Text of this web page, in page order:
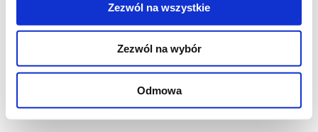
Zezwól na wszystkie
Zezwól na wybór
Odmowa